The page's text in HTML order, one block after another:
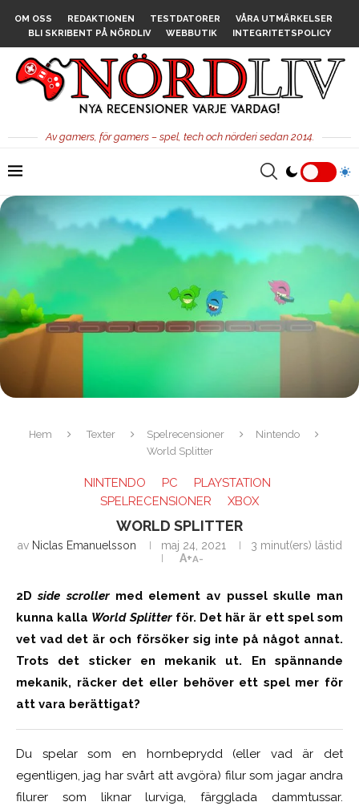
OM OSS REDAKTIONEN TESTDATORER
VÅRA UTMÄRKELSER
BLI SKRIBENT PÅ NÖRDLIV
WEBBUTIK INTEGRITETSPOLICY
Av gamers, för gamers – spel, tech och nörderi sedan 2014.
Hem Texter Spelrecensioner
Nintendo
World Splitter
NINTENDO PC
PLAYSTATION
SPELRECENSIONER
XBOX
WORLD SPLITTER
av Niclas Emanuelsson maj 24, 2021
3 minut(ers) lästid
A+A-
2Dside scrollermed element av pussel skulle man
kunna kalla World Splitter för. Det här är ett spel som
vet vad det är och försöker sig inte på något annat.
Trots det sticker en mekanik ut. En spännande
mekanik, räcker det eller behöver ett spel mer för
att vara berättigat?
Du spelar som en hornbeprydd (eller vad är det
egentligen, jag har svårt att avgöra) filur som jagar andra
filurer som liknar lurviga, färgglada dammtussar.